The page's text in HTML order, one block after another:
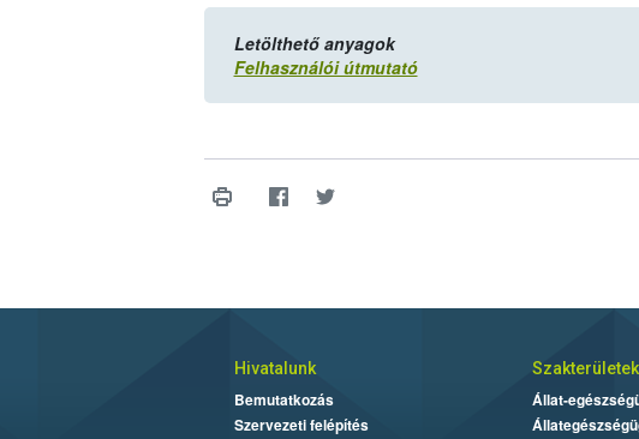
Letölthető anyagok
Felhasználói útmutató
Hivatalunk
Bemutatkozás
Szervezeti felépítés
Szakterületek
Állat-